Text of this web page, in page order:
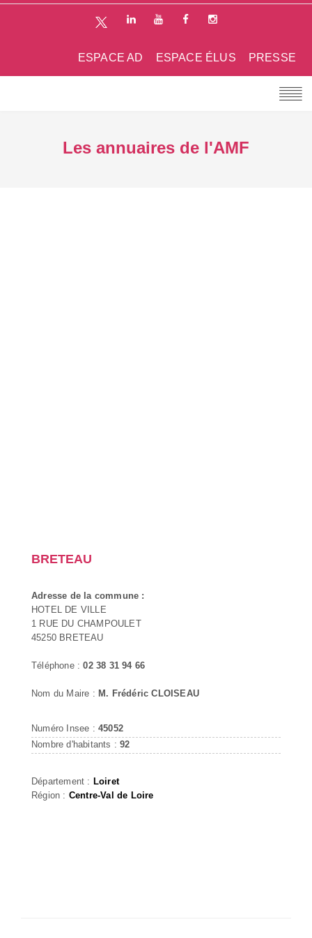
PRESSE
ESPACE ÉLUS
ESPACE AD
Les annuaires de l'AMF
BRETEAU
Adresse de la commune :
HOTEL DE VILLE
1 RUE DU CHAMPOULET
45250 BRETEAU
Téléphone :02 38 31 94 66
Nom du Maire : M. Frédéric CLOISEAU
Numéro Insee : 45052
Nombre d'habitants :92
Département : Loiret
Région : Centre-Val de Loire